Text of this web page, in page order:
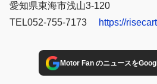
愛知県東海市浅山3-120
TEL052-755-7173
https://
Motor Fan のニュースを